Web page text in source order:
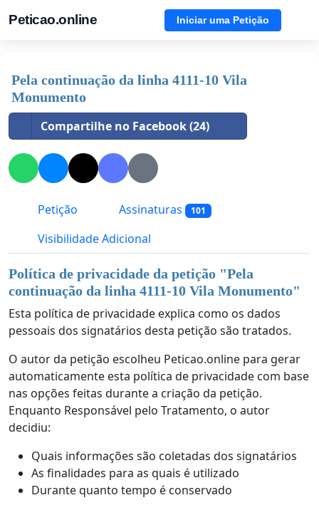
Peticao.online Iniciar uma Petição
Pela continuação da linha 4111-10 Vila
Monumento
Compartilhe no Facebook (24)
Petição Assinaturas 101
Visibilidade Adicional
Política de privacidade da petição "Pela
continuação da linha 4111-10 Vila Monumento"
Esta política de privacidade explica como os dados
pessoais dos signatários desta petição são tratados.
O autor da petição escolheu Peticao.online para gerar
automaticamente esta política de privacidade com base
nas opções feitas durante a criação da petição.
Enquanto Responsável pelo Tratamento, o autor
decidiu:
Quais informações são coletadas dos signatários
As finalidades para as quais é utilizado
Durante quanto tempo é conservado